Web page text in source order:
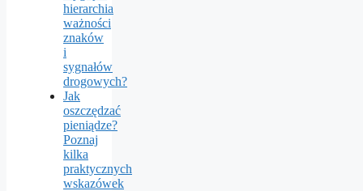
hierarchia
ważności
znaków
i
sygnałów
drogowych?
Jak
oszczędzać
pieniądze?
Poznaj
kilka
praktycznych
wskazówek